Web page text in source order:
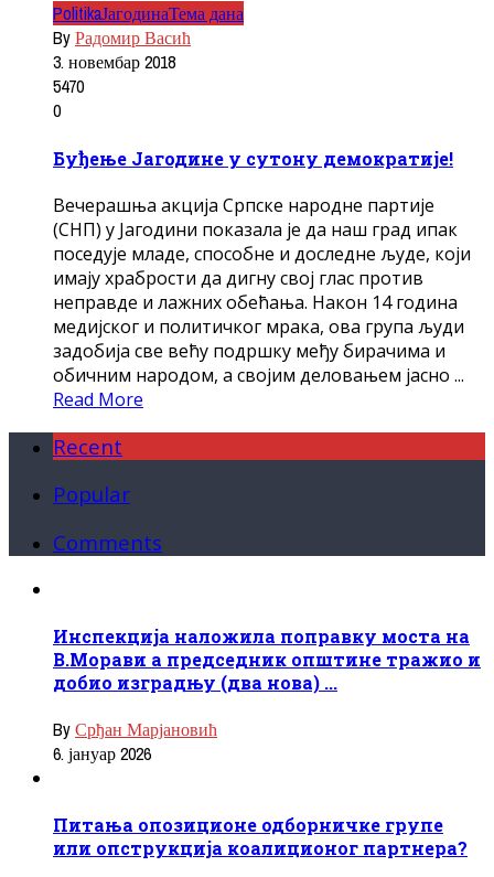
PolitikaЈагодинаТема дана
ByРадомир Васић
3. новембар 2018
5470
0
Буђење Јагодине у сутону демократије!
Вечерашња акција Српске народне партије
(СНП) у Јагодини показала је да наш град ипак
поседује младе, способне и доследне људе, који
имају храбрости да дигну свој глас против
неправде и лажних обећања. Након 14 година
медијског и политичког мрака, ова група људи
задобија све већу подршку међу бирачима и
обичним народом, а својим деловањем јасно ...
Read More
Recent
Popular
Comments
Инспекција наложила поправку моста на
В.Морави а председник општине тражио и
добио изградњу (два нова) ...
ByСрђан Марјановић
6. јануар 2026
Питања опозиционе одборничке групе
или опструкција коалиционог партнера?